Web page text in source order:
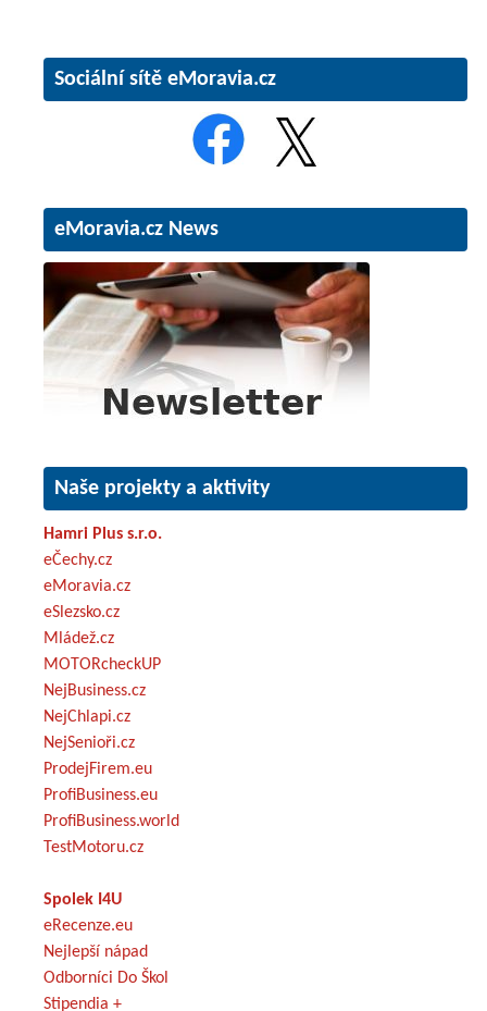
Sociální sítě eMoravia.cz
eMoravia.cz News
Naše projekty a aktivity
Hamri Plus s.r.o.
eČechy.cz
eMoravia.cz
eSlezsko.cz
Mládež.cz
MOTORcheckUP
NejBusiness.cz
NejChlapi.cz
NejSenioři.cz
ProdejFirem.eu
ProfiBusiness.eu
ProfiBusiness.world
TestMotoru.cz
Spolek I4U
eRecenze.eu
Nejlepší nápad
Odborníci Do Škol
Stipendia +